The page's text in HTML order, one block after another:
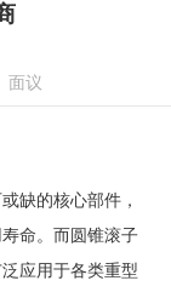
面议
缺的核心部件，
命。而圆锥滚子
应用于各类重型